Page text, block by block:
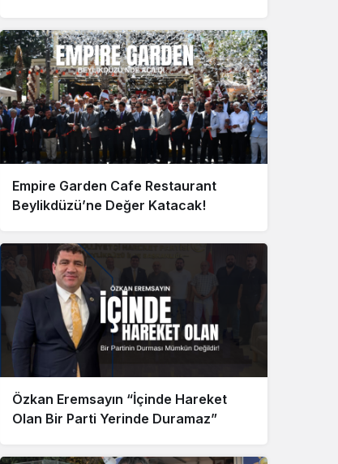
Empire Garden Cafe Restaurant
Beylikdüzü’ne Değer Katacak!
Özkan Eremsayın “İçinde Hareket
Olan Bir Parti Yerinde Duramaz”